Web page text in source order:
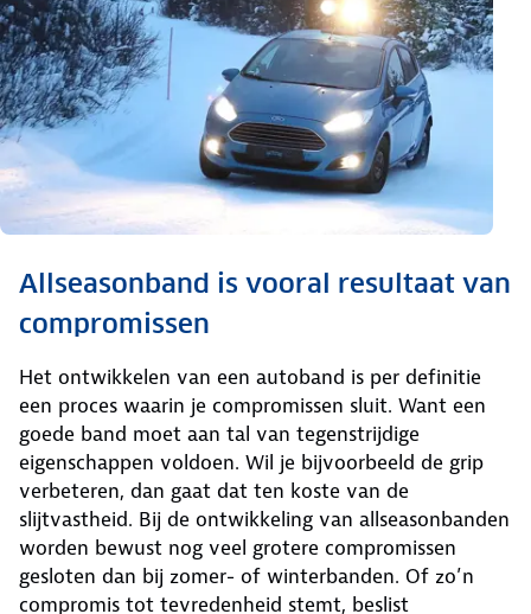
Allseasonband is vooral resultaat van
compromissen
Het ontwikkelen van een autoband is per definitie
een proces waarin je compromissen sluit. Want een
goede band moet aan tal van tegenstrijdige
eigenschappen voldoen. Wil je bijvoorbeeld de grip
verbeteren, dan gaat dat ten koste van de
slijtvastheid. Bij de ontwikkeling van allseasonbanden
worden bewust nog veel grotere compromissen
gesloten dan bij zomer- of winterbanden. Of zo’n
compromis tot tevredenheid stemt, beslist